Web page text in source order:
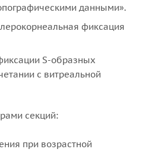
данными».
фиксация
S-образных
с витреальной
секций:
при возрастной